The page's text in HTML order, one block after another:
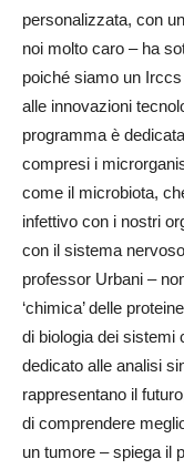
personalizzata, con
noi molto caro – ha
poiché siamo un
alle innovazioni
programma è
compresi i
come il microbiota,
infettivo con i nostri
con il sistema
professor Urbani –
‘chimica’ delle
di biologia dei sistemi
dedicato alle analisi
rappresentano il
di comprendere
un tumore – spiega il